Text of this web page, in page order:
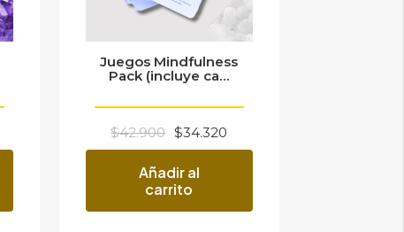
Juegos Mindfulness
Pack (incluye ca...
$42.900 El
precio
original
era:
$42.900.
$34.320
precio
$34.320.
Añadir al
carrito